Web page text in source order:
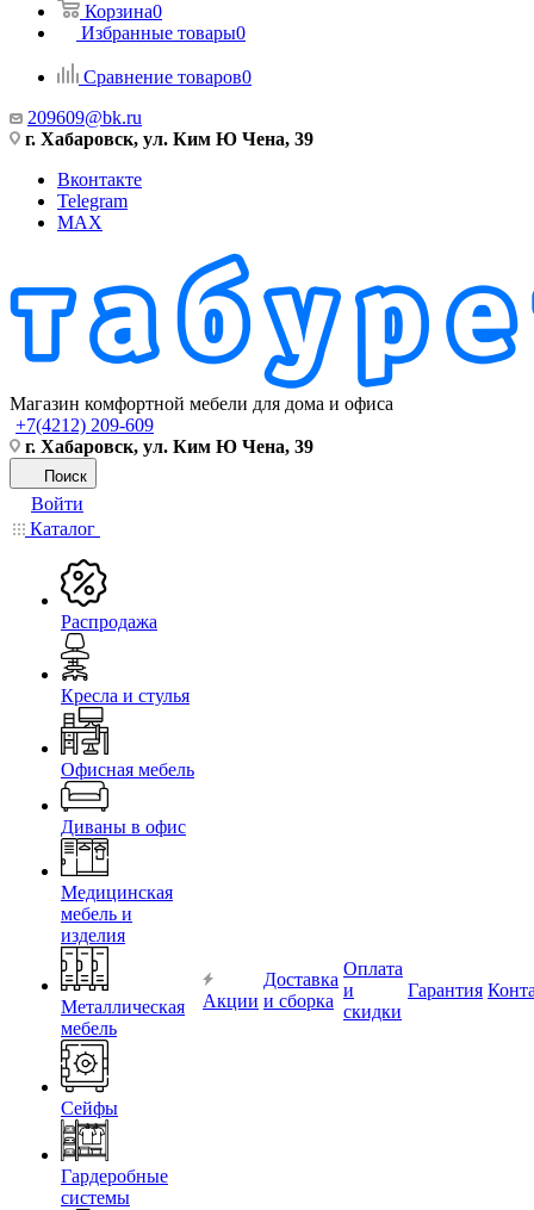
Корзина0
Избранные товары0
Сравнение товаров0
209609@bk.ru
г. Хабаровск, ул. Ким Ю Чена, 39
Вконтакте
Telegram
MAX
Магазин комфортной мебели для дома и офиса
+7(4212) 209-609
г. Хабаровск, ул. Ким Ю Чена, 39
Поиск
Войти
Каталог
Распродажа
Кресла и стулья
Офисная мебель
Диваны в офис
Медицинская
мебель и
изделия
Металлическая
мебель
Сейфы
Гардеробные
системы
Акции
Доставка
и сборка
Оплата
и
скидки
Гарантия